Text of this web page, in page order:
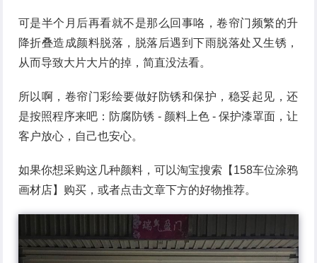
可是半个月后再看就不是那么回事咯，卷帘门频繁的升
降折叠造成颜料脱落，脱落后遇到下雨脱落处又生锈，
从而导致大片大片的掉，简直没法看。
所以啊，卷帘门彩绘要做好防锈和保护，稳妥起见，还
是按照程序来吧：防腐防锈 - 颜料上色 - 保护漆罩面，让
客户放心，自己也安心。
如果你想采购这几种颜料，可以淘宝搜索【158车位涂鸦
画材店】购买，或者点击文章下方的好物推荐。